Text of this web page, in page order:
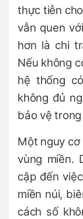
thực tiễn
vẫn quen
hơn là chi
Nếu không
hệ thống
không đủ
bảo vệ
Một nguy cơ
vùng miền.
cập đến
miền núi,
cách số